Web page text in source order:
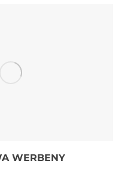
WERBENY